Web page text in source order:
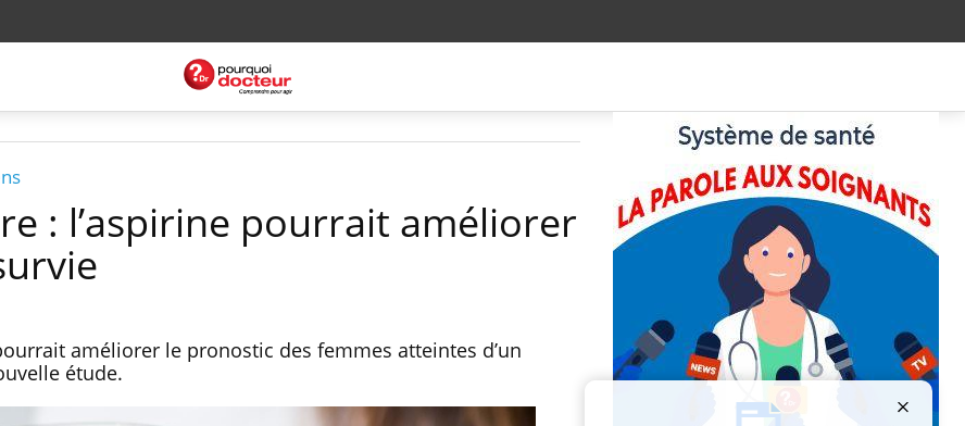
: l’aspirine pourrait améliorer
améliorer le pronostic des femmes atteintes d’un
étude.